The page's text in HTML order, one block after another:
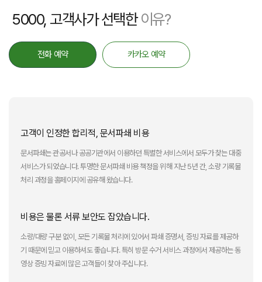
5000, 고객사가 선택한이유?
전화 예약 카카오 예약
고객이 인정한 합리적, 문서파쇄 비용
문서파쇄는 관공서나 공공기관에서 이용하던 특별한 서비스에서 모두가 찾는 대중
서비스가 되었습니다. 투명한 문서파쇄 비용 책정을 위해 지난 5년 간, 소량 기록물
처리 과정을 홈페이지에 공유해 왔습니다.
비용은 물론 서류 보안도 잡았습니다.
소량/대량 구분 없이, 모든 기록물 처리에 있어서 파쇄 증명서, 증빙 자료를 제공하
기 때문에 믿고 이용하셔도 좋습니다. 특히 방문 수거 서비스 과정에서 제공하는 동
영상 증빙 자료에 많은 고객들이 찾아 주십니다.